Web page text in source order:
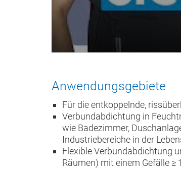
Anwendungsgebiete
Für die entkoppelnde,
Verbundabdichtung in
wie Badezimmer,
Industriebereiche in der
Flexible Verbundabdichtung
Räumen) mit einem Gefälle ≥